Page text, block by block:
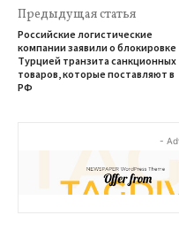
Предыдущая статья
Российские логистические
компании заявили о блокировке
Турцией транзита санкционных
товаров, которые поставляют в
РФ
-